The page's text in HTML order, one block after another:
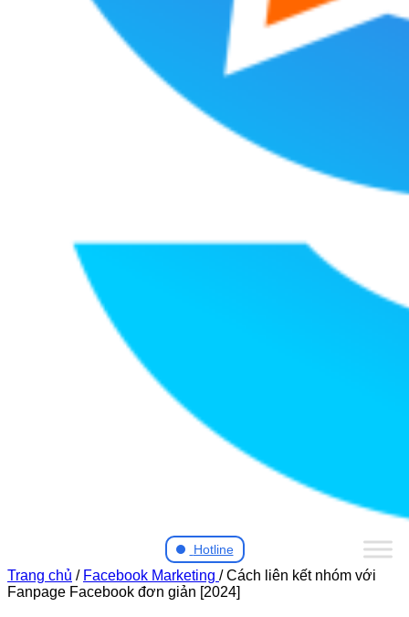
Hotline
Trang chủ / Facebook Marketing / Cách liên kết nhóm với
Fanpage Facebook đơn giản [2024]